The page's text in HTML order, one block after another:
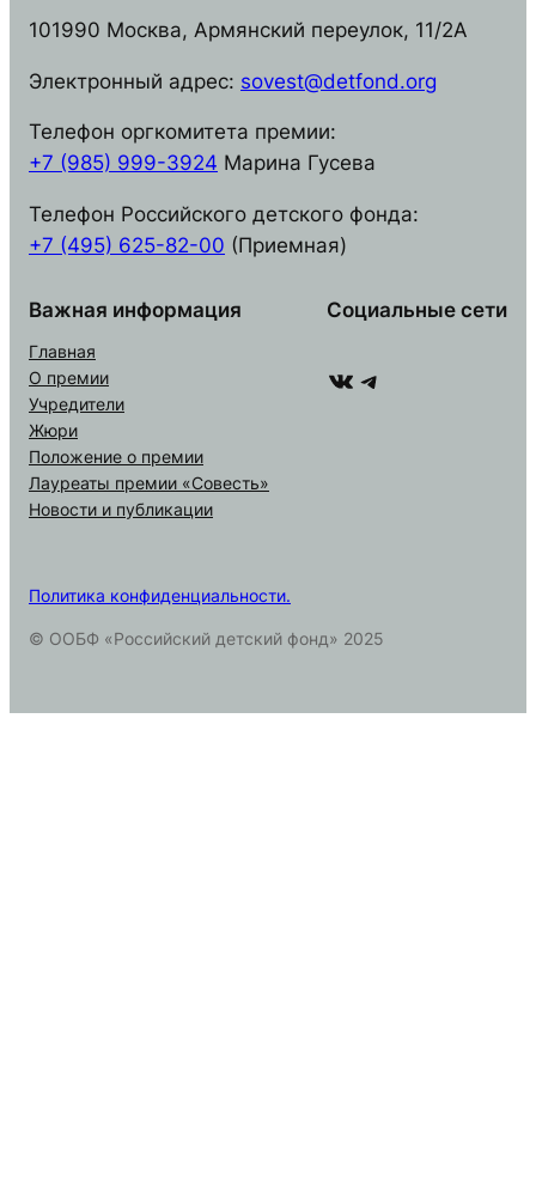
101990 Москва, Армянский переулок, 11/2А
Электронный адрес: sovest@detfond.org
Телефон оргкомитета премии:
+7 (985) 999-3924 Марина Гусева
Телефон Российского детского фонда:
+7 (495) 625-82-00 (Приемная)
Важная информация
Главная
О премии
Учредители
Жюри
Положение о премии
Лауреаты премии «Совесть»
Новости и публикации
Социальные сети
ВКонтакте Telegram
Политика конфиденциальности.
© ООБФ «Российский детский фонд» 2025